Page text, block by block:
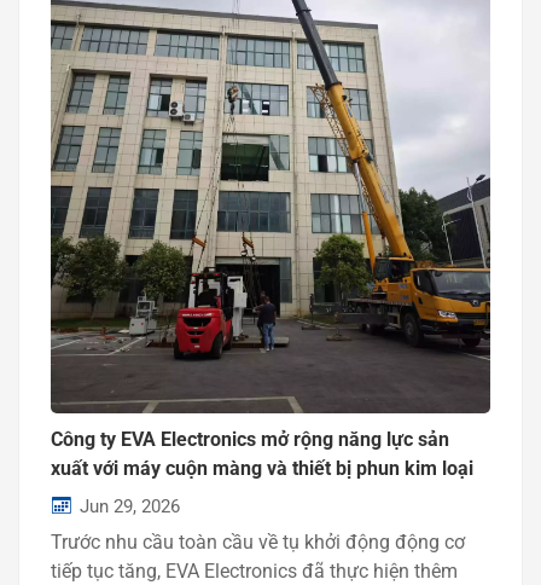
Công ty EVA Electronics mở rộng năng lực sản
xuất với máy cuộn màng và thiết bị phun kim loại
mới.Jun 29, 2026
Trước nhu cầu toàn cầu về tụ khởi động động cơ
tiếp tục tăng, EVA Electronics đã thực hiện thêm